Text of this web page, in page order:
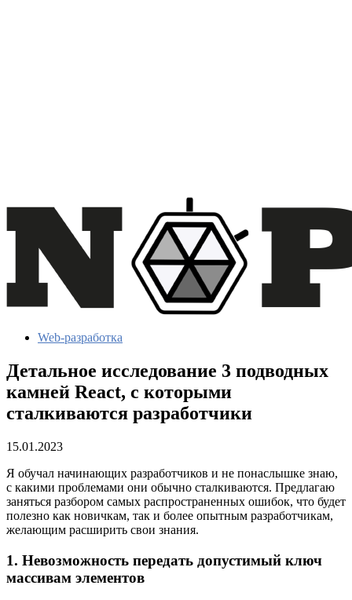
Web-разработка
Детальное исследование 3 подводных
камней React, с которыми
сталкиваются разработчики
15.01.2023
Я обучал начинающих разработчиков и не понаслышке знаю,
с какими проблемами они обычно сталкиваются. Предлагаю
заняться разбором самых распространенных ошибок, что будет
полезно как новичкам, так и более опытным разработчикам,
желающим расширить свои знания.
1. Невозможность передать допустимый ключ
массивам элементов